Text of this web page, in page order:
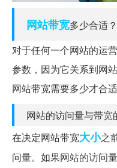
网站带宽多少合适？
对于任何一个网站的运
参数，因为它关系到网
网站带宽需要多少才合
网站的访问量与带宽
在决定网站带宽大小之
问量。如果网站的访问